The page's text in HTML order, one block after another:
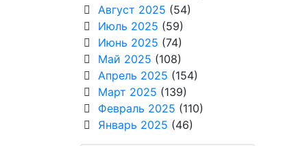
Август 2025 (54)
Июль 2025 (59)
Июнь 2025 (74)
Май 2025 (108)
Апрель 2025 (154)
Март 2025 (139)
Февраль 2025 (110)
Январь 2025 (46)